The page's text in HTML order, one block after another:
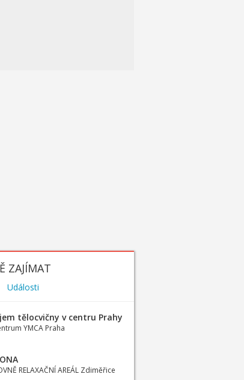
ZAJÍMAT
Události
tělocvičny v centru Prahy
YMCA Praha
RELAXAČNÍ AREÁL Zdiměřice